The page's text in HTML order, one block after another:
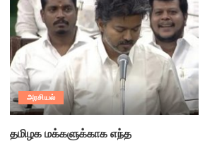
அரசியல்
தமிழக மக்களுக்காக எந்த